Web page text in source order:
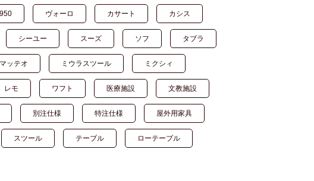
ヴォーロ カサート カシス
シーユー スーズ ソフ タブラ
マッテオ ミウラスツール ミクシィ
レモ ワフト 医療施設 文教施設
別注仕様 特注仕様 屋外用家具
スツール テーブル ローテーブル